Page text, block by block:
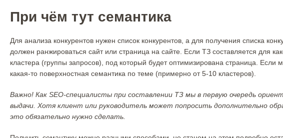
При чём тут семантика
Для анализа конкурентов нужен список конкурентов, а для получения списка
должен ранжироваться сайт или страница на сайте. Если ТЗ составляется для
кластера (группы запросов), под который будет оптимизирована страница.
какая-то поверхностная семантика по теме (примерно от 5-10 кластеров).
Важно! Как SEO-специалисты при составлении ТЗ мы в первую очередь
выдачи. Хотя клиент или руководитель может попросить дополнительно
это обязательно нужно сделать.